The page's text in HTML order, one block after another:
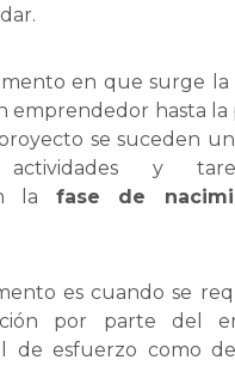
en que surge la
emprendedor hasta la
se suceden
actividades y
la fase de
es cuando se
por parte del
de esfuerzo como